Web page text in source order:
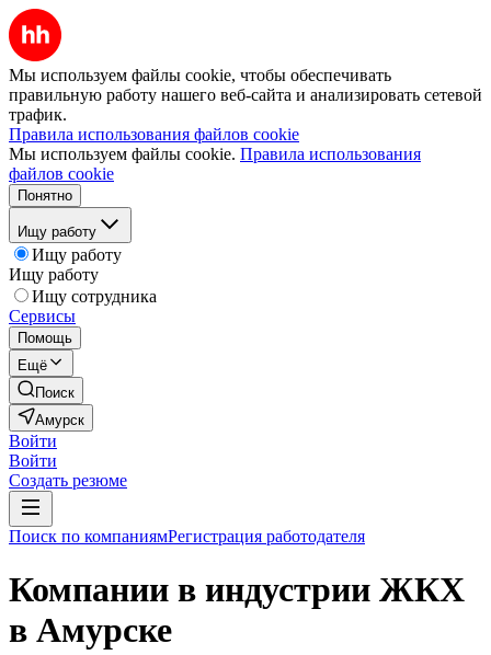
Мы используем файлы cookie, чтобы обеспечивать
правильную работу нашего веб-сайта и анализировать сетевой
трафик.
Правила использования файлов cookie
Мы используем файлы cookie. Правила использования
файлов cookie
Понятно
Ищу работу
Ищу работу
Ищу работу
Ищу сотрудника
Сервисы
Помощь
Ещё
Поиск
Амурск
Войти
Войти
Создать резюме
Поиск по компаниямРегистрация работодателя
Компании в индустрии ЖКХ
в Амурске